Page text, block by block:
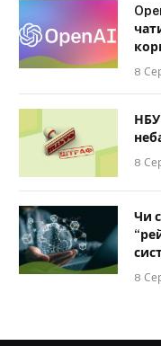
8
НБУ
8
Чи
8